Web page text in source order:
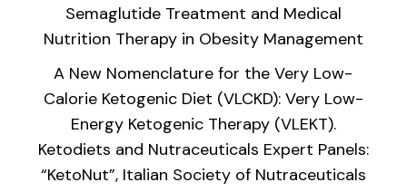
Semaglutide Treatment and Medical
Nutrition Therapy in Obesity Management
A New Nomenclature for the Very Low-
Calorie Ketogenic Diet (VLCKD): Very Low-
Energy Ketogenic Therapy (VLEKT).
Ketodiets and Nutraceuticals Expert Panels:
“KetoNut”, Italian Society of Nutraceuticals